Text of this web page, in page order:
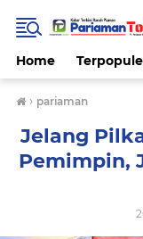
Home
› pariaman
Jelang
Pemimpin,